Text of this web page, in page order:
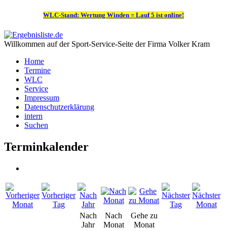
WLC-Stand: Wertung Winden = Lauf 5 ist online!
Willkommen auf der Sport-Service-Seite der Firma Volker Kram
Home
Termine
WLC
Service
Impressum
Datenschutzerklärung
intern
Suchen
Terminkalender
Nach
Jahr
Nach
Monat
Gehe zu
Monat